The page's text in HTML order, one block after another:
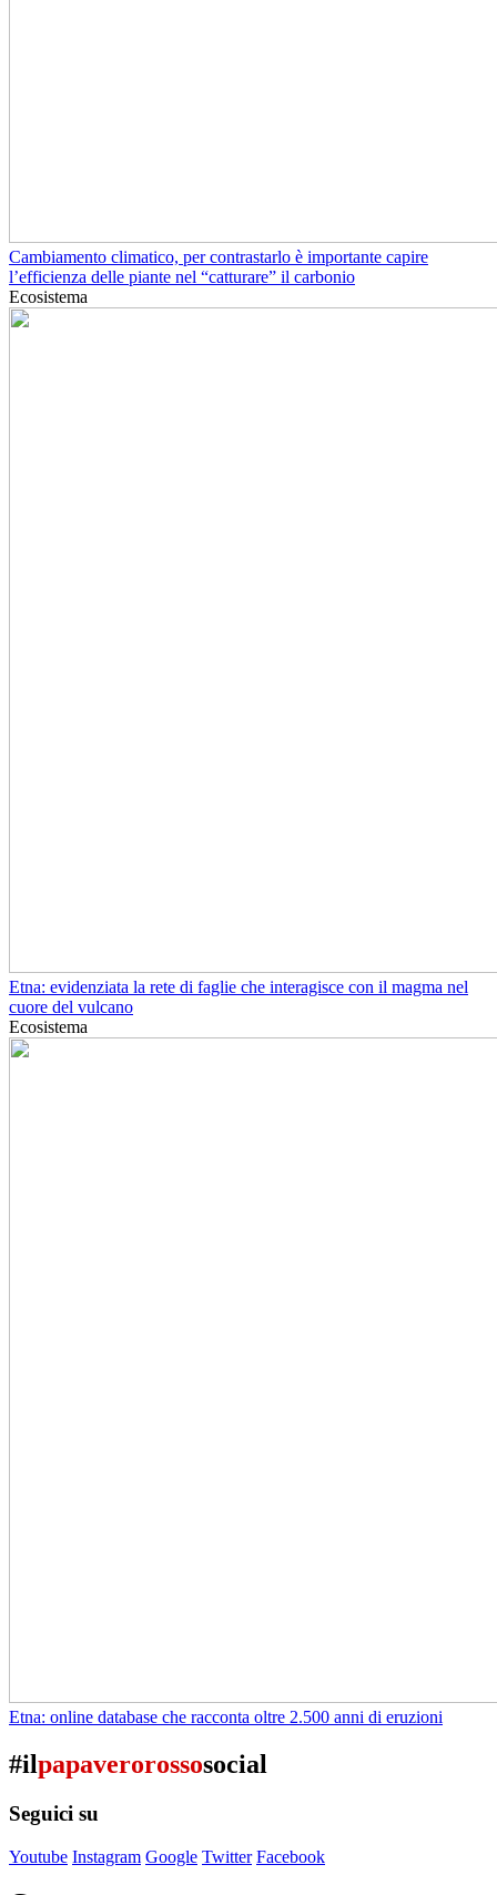
Cambiamento climatico, per contrastarlo è importante capire
l’efficienza delle piante nel “catturare” il carbonio
Ecosistema
Etna: evidenziata la rete di faglie che interagisce con il magma nel
cuore del vulcano
Ecosistema
Etna: online database che racconta oltre 2.500 anni di eruzioni
#ilpapaverorossosocial
Seguici su
Youtube Instagram Google Twitter Facebook